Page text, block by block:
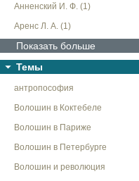
Анненский И. Ф. (1)
Аренс Л. А. (1)
Показать больше
Темы
антропософия
Волошин в Коктебеле
Волошин в Париже
Волошин в Петербурге
Волошин и революция